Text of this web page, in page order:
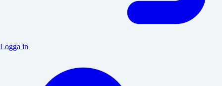
Logga in